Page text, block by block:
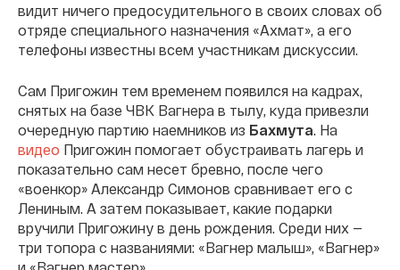
видит ничего предосудительного в своих словах об
отряде специального назначения «Ахмат», а его
телефоны известны всем участникам дискуссии.
Сам Пригожин тем временем появился на кадрах,
снятых на базе ЧВК Вагнера в тылу, куда привезли
очередную партию наемников из Бахмута . На
видео Пригожин помогает обустраивать лагерь и
показательно сам несет бревно, после чего
«военкор» Александр Симонов сравнивает его с
Лениным. А затем показывает, какие подарки
вручили Пригожину в день рождения. Среди них —
три топора с названиями: «Вагнер малыш», «Вагнер»
и «Вагнер мастер».